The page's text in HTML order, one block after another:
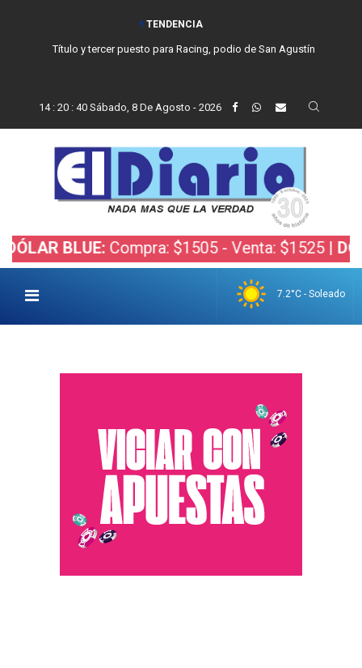
TENDENCIA
Título y tercer puesto para Racing, podio de San Agustín
14: 20 : 41 Sábado, 8 De Agosto - 2026
BLUE:Compra: $1505 - Venta: $1525 |DÓLAR
7.2°C - Soleado